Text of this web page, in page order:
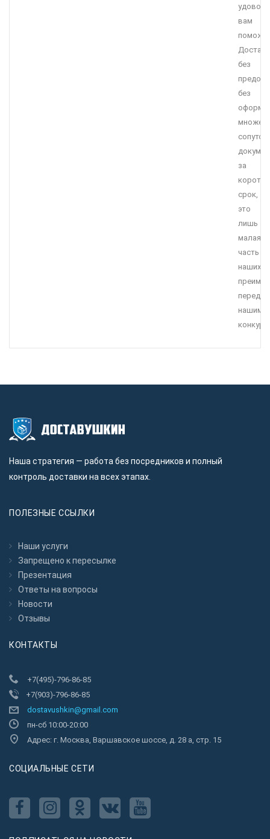
вам
без
без
за
срок,
это
лишь
малая
часть
наших
перед
нашими
Наша стратегия — работа без посредников и полный
контроль доставки на всех этапах.
ПОЛЕЗНЫЕ ССЫЛКИ
Наши услуги
Запрещено к пересылкe
Презентация
Ответы на вопросы
Новости
Отзывы
КОНТАКТЫ
+7(495)-796-86-85
+7(903)-796-86-85
dostavushkin@gmail.com
пн-сб 10:00-20:00
Адрес: г. Москва, Варшавское шоссе, д. 28 а, стр. 15
CОЦИАЛЬНЫЕ СЕТИ